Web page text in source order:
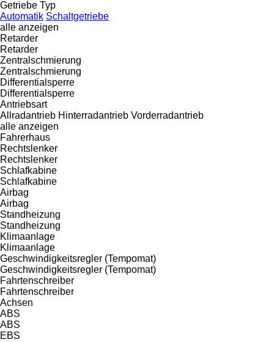
Getriebe Typ
Automatik Schaltgetriebe
alle anzeigen
Retarder
Retarder
Zentralschmierung
Zentralschmierung
Differentialsperre
Differentialsperre
Antriebsart
Allradantrieb Hinterradantrieb Vorderradantrieb
alle anzeigen
Fahrerhaus
Rechtslenker
Rechtslenker
Schlafkabine
Schlafkabine
Airbag
Airbag
Standheizung
Standheizung
Klimaanlage
Klimaanlage
Geschwindigkeitsregler (Tempomat)
Geschwindigkeitsregler (Tempomat)
Fahrtenschreiber
Fahrtenschreiber
Achsen
ABS
ABS
EBS